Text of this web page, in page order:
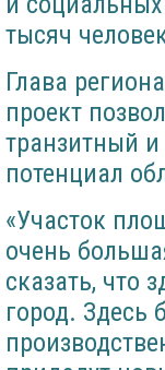
тысяч
Глава
проект
транзитный
потенциал
«Участок
очень
сказать, что
город. Здесь